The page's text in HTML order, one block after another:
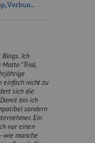
Verbun...
Blogs. Ich
"Trial,
einfach nicht zu
sich die
bin ich
sondern
Ein
nur einen
wie manche